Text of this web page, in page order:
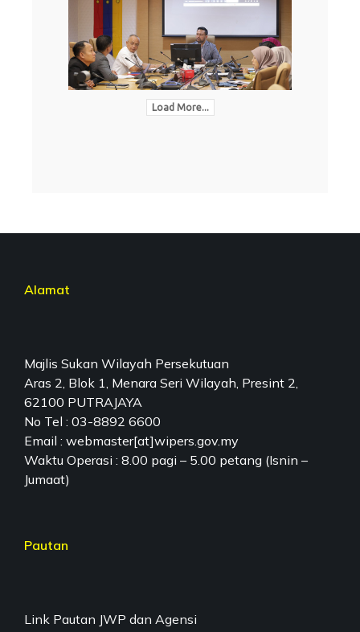
Load More...
Alamat
Majlis Sukan Wilayah Persekutuan
Aras 2, Blok 1, Menara Seri Wilayah, Presint 2,
62100 PUTRAJAYA
No Tel : 03-8892 6600
Email : webmaster[at]wipers.gov.my
Waktu Operasi : 8.00 pagi – 5.00 petang (Isnin –
Jumaat)
Pautan
Link Pautan JWP dan Agensi